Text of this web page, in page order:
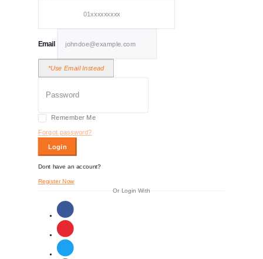
Email
*Use Email Instead
Remember Me
Forgot password?
Login
Dont have an account?
Register Now
Or Login With